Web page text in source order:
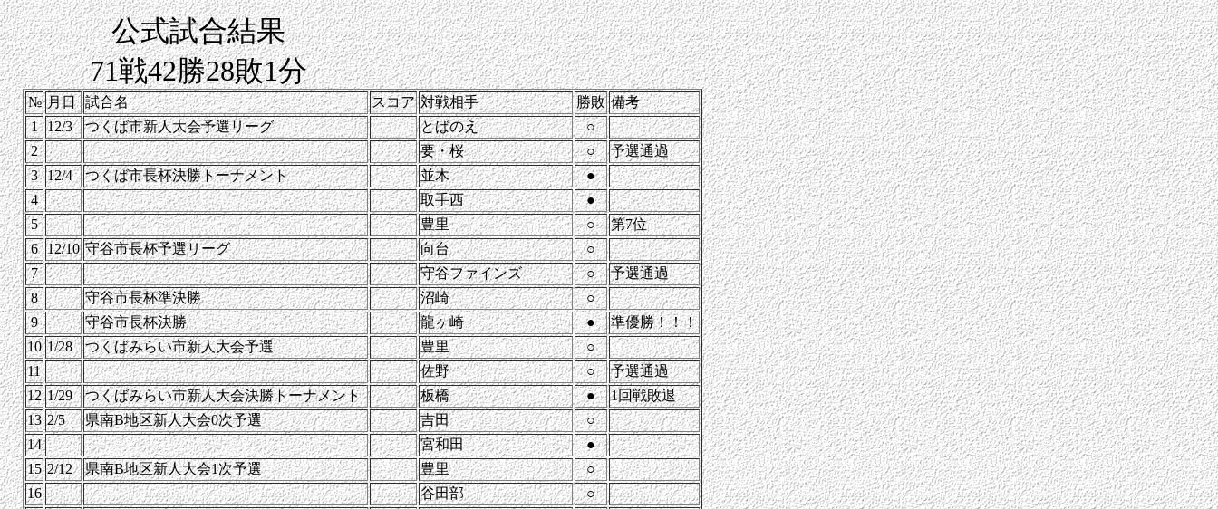
公式試合結果
71戦42勝28敗1分
№ 月日 試合名 スコア 対戦相手 勝敗 備考
1 12/3 つくば市新人大会予選リーグ とばのえ
○
2
要・桜 ○
予選通過
3 12/4 つくば市長杯決勝トーナメント 並木
●
4
取手西
●
5
豊里 ○
第7位
6 12/10 守谷市長杯予選リーグ 向台
○
7
守谷ファインズ ○
予選通過
8
守谷市長杯準決勝 沼崎
○
9
守谷市長杯決勝 龍ヶ崎 ●
準優勝！！！
10 1/28 つくばみらい市新人大会予選 豊里
○
11
佐野 ○
予選通過
12 1/29 つくばみらい市新人大会決勝トーナメント 板橋 ●
1回戦敗退
13 2/5 県南B地区新人大会0次予選 吉田
○
14
宮和田
●
15 2/12 県南B地区新人大会1次予選 豊里
○
16
谷田部
○